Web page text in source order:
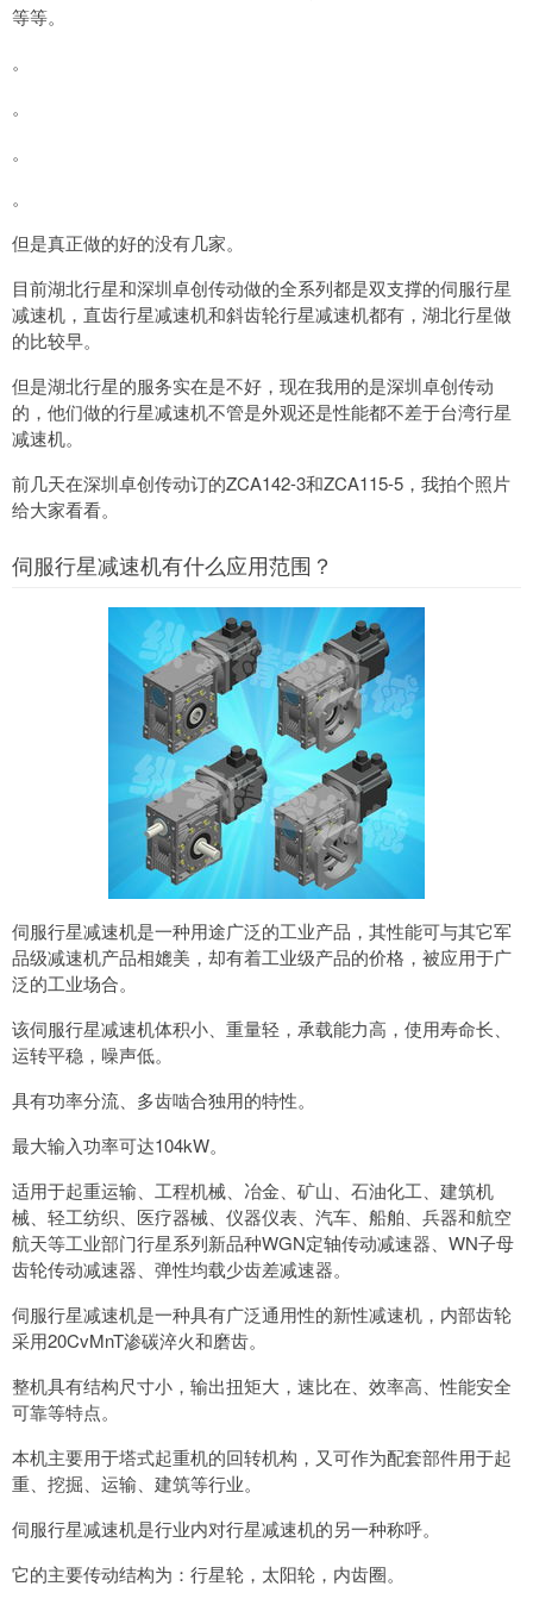
等等。
。
。
。
。
但是真正做的好的没有几家。
目前湖北行星和深圳卓创传动做的全系列都是双支撑的伺服行星
减速机，直齿行星减速机和斜齿轮行星减速机都有，湖北行星做
的比较早。
但是湖北行星的服务实在是不好，现在我用的是深圳卓创传动
的，他们做的行星减速机不管是外观还是性能都不差于台湾行星
减速机。
前几天在深圳卓创传动订的ZCA142-3和ZCA115-5，我拍个照片
给大家看看。
伺服行星减速机有什么应用范围？
伺服行星减速机是一种用途广泛的工业产品，其性能可与其它军
品级减速机产品相媲美，却有着工业级产品的价格，被应用于广
泛的工业场合。
该伺服行星减速机体积小、重量轻，承载能力高，使用寿命长、
运转平稳，噪声低。
具有功率分流、多齿啮合独用的特性。
最大输入功率可达104kW。
适用于起重运输、工程机械、冶金、矿山、石油化工、建筑机
械、轻工纺织、医疗器械、仪器仪表、汽车、船舶、兵器和航空
航天等工业部门行星系列新品种WGN定轴传动减速器、WN子母
齿轮传动减速器、弹性均载少齿差减速器。
伺服行星减速机是一种具有广泛通用性的新性减速机，内部齿轮
采用20CvMnT渗碳淬火和磨齿。
整机具有结构尺寸小，输出扭矩大，速比在、效率高、性能安全
可靠等特点。
本机主要用于塔式起重机的回转机构，又可作为配套部件用于起
重、挖掘、运输、建筑等行业。
伺服行星减速机是行业内对行星减速机的另一种称呼。
它的主要传动结构为：行星轮，太阳轮，内齿圈。